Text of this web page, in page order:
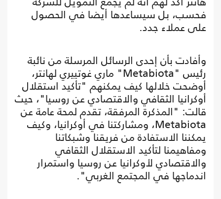
فحسب، بل سيساعدها أيضا في الحصول
على عملاء جدد.
وأفادت بأن إحدى الرسائل المرسلة من نائبة
رئيس "Metabiota" ماري غوتييري لهانتر،
أوضحت خلالها كيف يمكنهم "تأكيد استقلال
أوكرانيا الثقافي والاقتصادي عن روسيا"، حيث
قالت: "المذكرة المرفقة، تقدم لمحة عامة عن
Metabiota، ومشاركتنا في أوكرانيا، وكيف
يمكننا الاستفادة من فريقنا وشبكاتنا
ومفاهيمنا لتأكيد الاستقلال الثقافي
والاقتصادي لأوكرانيا عن روسيا واستمرار
اندماجها في المجتمع الغربي".